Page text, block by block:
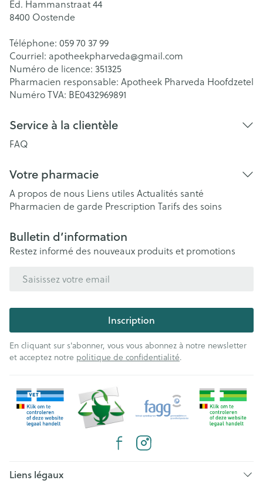
Ed. Hammanstraat 44
8400 Oostende
Téléphone: 059 70 37 99
Courriel: apotheekpharveda@gmail.com
Numéro de licence: 351325
Pharmacien responsable: Apotheek Pharveda Hoofdzetel
Numéro TVA: BE0432969891
Service à la clientèle
FAQ
Votre pharmacie
A propos de nous Liens utiles Actualités santé
Pharmacien de garde Prescription Tarifs des soins
Bulletin d’information
Restez informé des nouveaux produits et promotions
Inscription
En cliquant sur s'abonner, vous vous abonnez à notre newsletter
et acceptez notre politique de confidentialité.
Liens légaux